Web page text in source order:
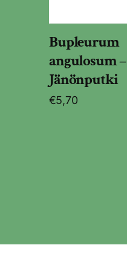
Bupleurum
angulosum –
Jänönputki
€5,70